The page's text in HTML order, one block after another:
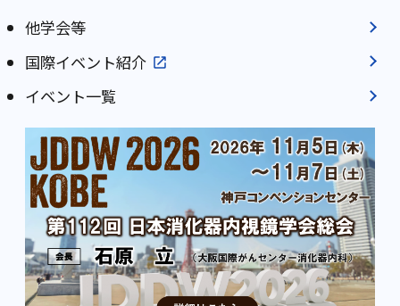
他学会等
国際イベント紹介
イベント一覧